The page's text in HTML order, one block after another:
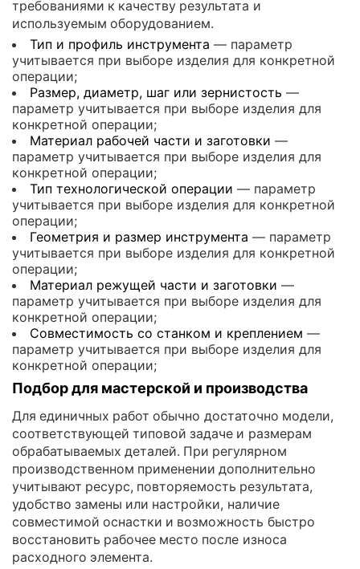
требованиями к качеству результата и
используемым оборудованием.
Тип и профиль инструмента — параметр
учитывается при выборе изделия для конкретной
операции;
Размер, диаметр, шаг или зернистость —
параметр учитывается при выборе изделия для
конкретной операции;
Материал рабочей части и заготовки —
параметр учитывается при выборе изделия для
конкретной операции;
Тип технологической операции — параметр
учитывается при выборе изделия для конкретной
операции;
Геометрия и размер инструмента — параметр
учитывается при выборе изделия для конкретной
операции;
Материал режущей части и заготовки —
параметр учитывается при выборе изделия для
конкретной операции;
Совместимость со станком и креплением —
параметр учитывается при выборе изделия для
конкретной операции;
Подбор для мастерской и производства
Для единичных работ обычно достаточно модели,
соответствующей типовой задаче и размерам
обрабатываемых деталей. При регулярном
производственном применении дополнительно
учитывают ресурс, повторяемость результата,
удобство замены или настройки, наличие
совместимой оснастки и возможность быстро
восстановить рабочее место после износа
расходного элемента.